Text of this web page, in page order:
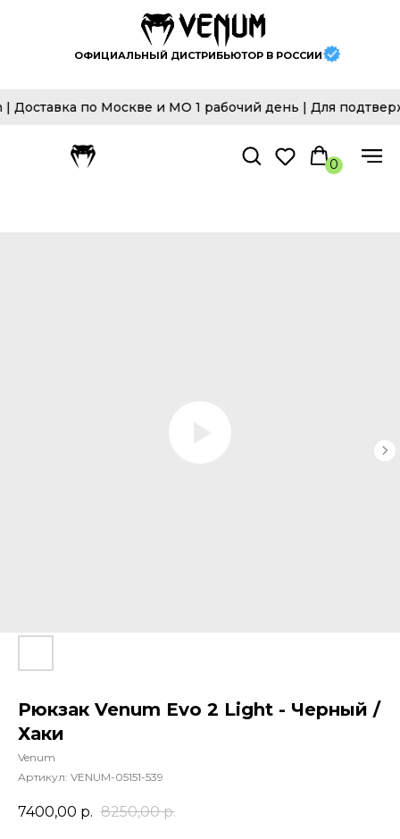
ОФИЦИАЛЬНЫЙ ДИСТРИБЬЮТОР В РОССИИ
по Москве и МО 1 рабочий день | Для
0
Рюкзак Venum Evo 2 Light - Черный /
Хаки
Venum
Артикул: VENUM-05151-539
7400,00 р. 8250,00 р.